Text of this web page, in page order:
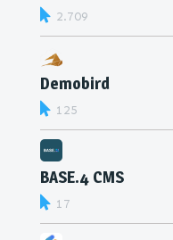
2.709
Demobird
125
BASE.4 CMS
17